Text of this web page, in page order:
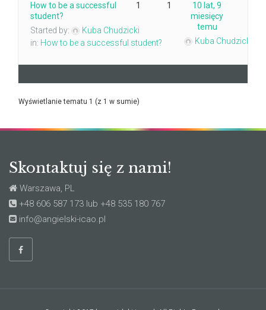
How to be a successful
student?
Started by:
Kuba Chudzicki
in: How to be a successful student?
1 1
10 lat, 9
miesięcy
temu
Kuba Chudzicki
Wyświetlanie tematu 1 (z 1 w sumie)
Skontaktuj się z nami!
Warszawa, PL
+48 606 587 173 lub +48 535 180 767
info@angielski-icao.pl